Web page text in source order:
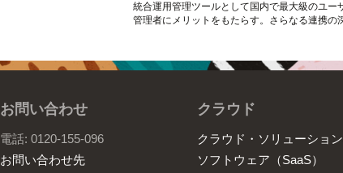
統合運用管理ツールとして国内で最大級のユ
管理者にメリットをもたらす。さらなる連携の
お問い合わせ
電話: 0120-155-096
お問い合わせ先
クラウド
クラウド・ソリューショ
ソフトウェア（SaaS）